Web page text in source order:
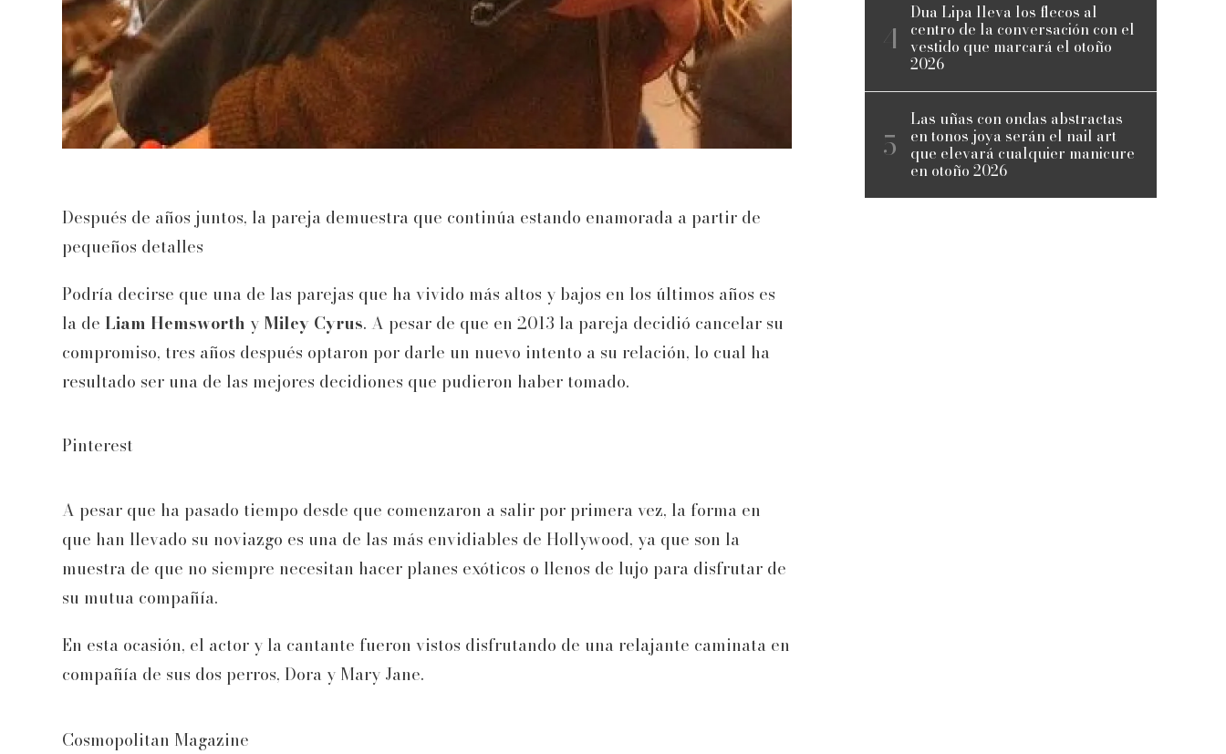
Después de años juntos, la pareja demuestra que continúa estando enamorada a partir de
pequeños detalles
Podría decirse que una de las parejas que ha vivido más altos y bajos en los últimos años es
la de Liam Hemsworth y Miley Cyrus. A pesar de que en 2013 la pareja decidió cancelar su
compromiso, tres años después optaron por darle un nuevo intento a su relación, lo cual ha
resultado ser una de las mejores decidiones que pudieron haber tomado.
Pinterest
A pesar que ha pasado tiempo desde que comenzaron a salir por primera vez, la forma en
que han llevado su noviazgo es una de las más envidiables de Hollywood, ya que son la
muestra de que no siempre necesitan hacer planes exóticos o llenos de lujo para disfrutar de
su mutua compañía.
En esta ocasión, el actor y la cantante fueron vistos disfrutando de una relajante caminata en
compañía de sus dos perros, Dora y Mary Jane.
Cosmopolitan Magazine
Dua Lipa lleva los flecos al
centro de la conversación con el
vestido que marcará el otoño
2026
Las uñas con ondas abstractas
en tonos joya serán el nail art
que elevará cualquier manicure
en otoño 2026